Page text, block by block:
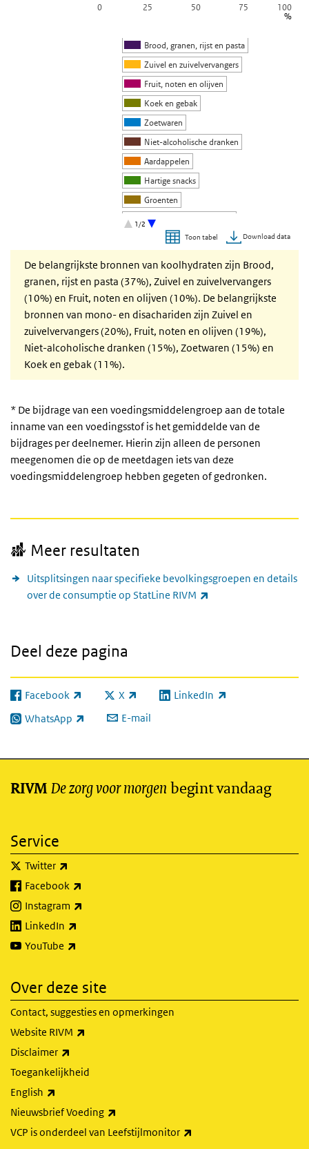
%
Brood, granen, rijst en pasta
Zuivel en zuivelvervangers
Fruit, noten en olijven
Koek en gebak
Zoetwaren
Niet-alcoholische dranken
Aardappelen
Hartige snacks
Groenten
Sauzen en smaakmakers
Alcoholische dranken
Vlees en vleesvervangers
Peulvruchten
Bouillon
Vis, schaal- en schelpdieren
Diversen
Vetten en oliën
1/2
0 100
25 50 75
Toon tabel Download data
De belangrijkste bronnen van koolhydraten zijn Brood,
granen, rijst en pasta (37%), Zuivel en zuivelvervangers
(10%) en Fruit, noten en olijven (10%). De belangrijkste
bronnen van mono- en disachariden zijn Zuivel en
zuivelvervangers (20%), Fruit, noten en olijven (19%),
Niet-alcoholische dranken (15%), Zoetwaren (15%) en
Koek en gebak (11%).
* De bijdrage van een voedingsmiddelengroep aan de totale
inname van een voedingsstof is het gemiddelde van de
bijdrages per deelnemer. Hierin zijn alleen de personen
meegenomen die op de meetdagen iets van deze
voedingsmiddelengroep hebben gegeten of gedronken.
Meer resultaten
Uitsplitsingen naar specifieke bevolkingsgroepen en details
over de consumptie op StatLine RIVM
Deel deze pagina
Facebook
(externe link) X
(externe link) LinkedIn
(externe link)
WhatsApp
(externe link) E-mail
RIVM De zorg voor morgen begint vandaag
Service
Twitter
Facebook
Instagram
LinkedIn
YouTube
Over deze site
Contact, suggesties en opmerkingen
Website RIVM
Disclaimer
Toegankelijkheid
English
Nieuwsbrief Voeding
VCP is onderdeel van Leefstijlmonitor